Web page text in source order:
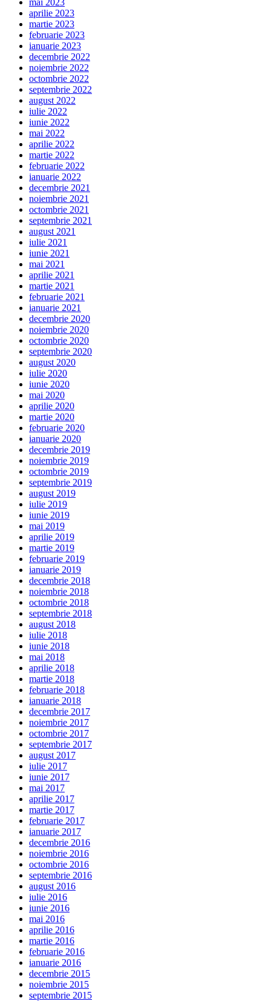
aprilie 2023
martie 2023
februarie 2023
ianuarie 2023
decembrie 2022
noiembrie 2022
octombrie 2022
septembrie 2022
august 2022
iulie 2022
iunie 2022
mai 2022
aprilie 2022
martie 2022
februarie 2022
ianuarie 2022
decembrie 2021
noiembrie 2021
octombrie 2021
septembrie 2021
august 2021
iulie 2021
iunie 2021
mai 2021
aprilie 2021
martie 2021
februarie 2021
ianuarie 2021
decembrie 2020
noiembrie 2020
octombrie 2020
septembrie 2020
august 2020
iulie 2020
iunie 2020
mai 2020
aprilie 2020
martie 2020
februarie 2020
ianuarie 2020
decembrie 2019
noiembrie 2019
octombrie 2019
septembrie 2019
august 2019
iulie 2019
iunie 2019
mai 2019
aprilie 2019
martie 2019
februarie 2019
ianuarie 2019
decembrie 2018
noiembrie 2018
octombrie 2018
septembrie 2018
august 2018
iulie 2018
iunie 2018
mai 2018
aprilie 2018
martie 2018
februarie 2018
ianuarie 2018
decembrie 2017
noiembrie 2017
octombrie 2017
septembrie 2017
august 2017
iulie 2017
iunie 2017
mai 2017
aprilie 2017
martie 2017
februarie 2017
ianuarie 2017
decembrie 2016
noiembrie 2016
octombrie 2016
septembrie 2016
august 2016
iulie 2016
iunie 2016
mai 2016
aprilie 2016
martie 2016
februarie 2016
ianuarie 2016
decembrie 2015
noiembrie 2015
septembrie 2015